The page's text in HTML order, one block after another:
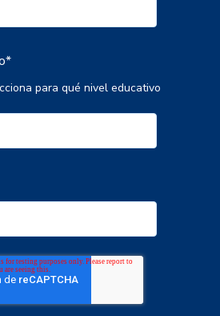
*
para qué nivel educativo